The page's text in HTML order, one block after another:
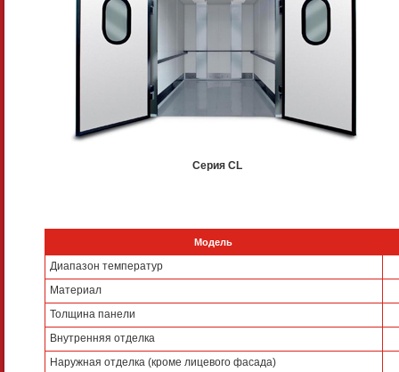
Серия CL
Модель
Диапазон температур
Материал
Толщина панели
Внутренняя отделка
Наружная отделка (кроме лицевого фасада)